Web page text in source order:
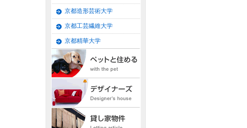
京都造形芸術大学
京都工芸繊維大学
京都精華大学